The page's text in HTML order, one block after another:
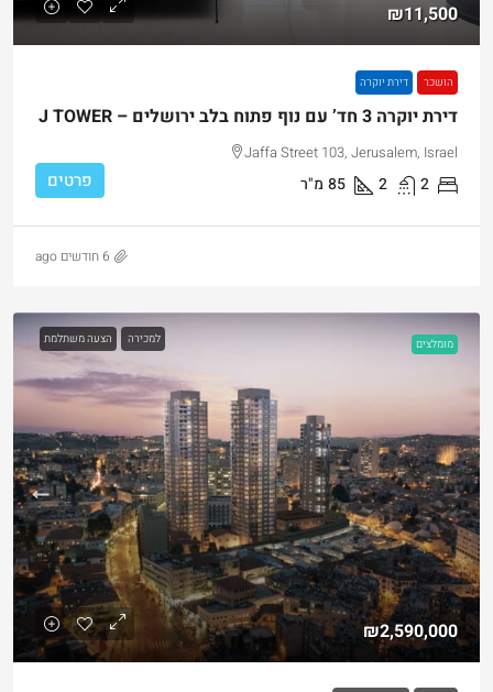
₪11,500
הושכר דירת יוקרה
דירת יוקרה 3 חד’ עם נוף פתוח בלב ירושלים – J TOWER
Jaffa Street 103, Jerusalem, Israel
2
2
85 מ"ר פרטים
6 חודשים ago
מומלצים למכירה הצעה משתלמת
₪2,590,000